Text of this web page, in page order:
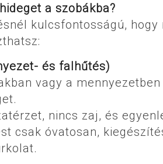
a szobákba?
kulcsfontosságú,
és falhűtés)
vagy a
nincs zaj, és
csak óvatosan,